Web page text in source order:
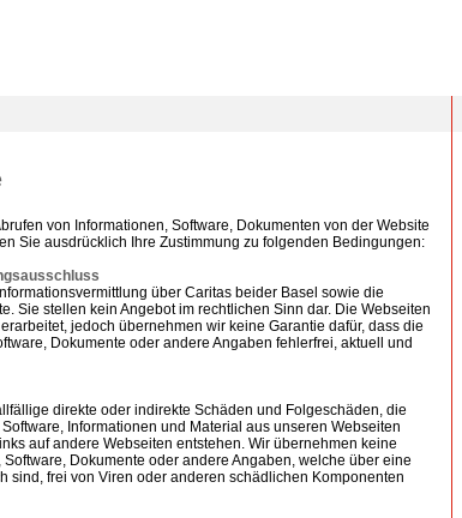
von Informationen, Software, Dokumenten von der Website
Sie ausdrücklich Ihre Zustimmung zu folgenden Bedingungen:
über Caritas beider Basel sowie die
Sie stellen kein Angebot im rechtlichen Sinn dar. Die Webseiten
jedoch übernehmen wir keine Garantie dafür, dass die
Dokumente oder andere Angaben fehlerfrei, aktuell und
direkte oder indirekte Schäden und Folgeschäden, die
Informationen und Material aus unseren Webseiten
auf andere Webseiten entstehen. Wir übernehmen keine
Dokumente oder andere Angaben, welche über eine
sind, frei von Viren oder anderen schädlichen Komponenten